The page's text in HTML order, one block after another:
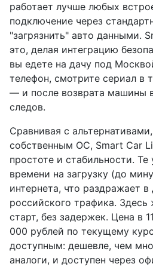
работает лучше любых
подключение через
"загрязнить" авто данными.
это, делая интеграцию
вы едете на дачу под
телефон, смотрите сериал в
— и после возврата машины
следов.
Сравнивая с
собственным ОС, Smart Car
простоте и стабильности.
времени на загрузку (до
интернета, что раздражает
российского трафика.
старт, без задержек. Цена в
000 рублей по текущему
доступным: дешевле, чем
аналоги, и доступен через